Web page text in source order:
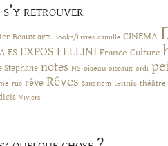
retrouver
Beaux arts Books/Livres camille CINEMA
ES EXPOS FELLINI France-Culture
Stephane notes NS oiseau oiseaux ordi
rue rêve Rêves Sans nom tennis théâtre
Viviers